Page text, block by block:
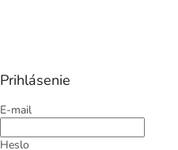
Prihlásenie
E-mail
Heslo